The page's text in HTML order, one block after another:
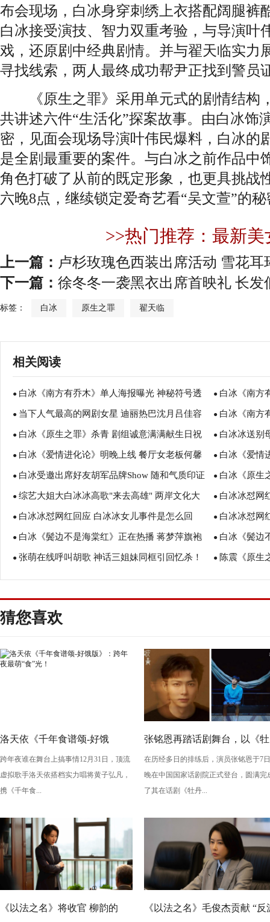
布会现场，白冰身穿刺绣上衣搭配阔腿裤
白冰接受演技、智力双重考验，与导演叶
戏，还原剧中经典剧情。并与翟天临实力
寻找线索，两人最终成功帮尹正找到警员
《原生之罪》采用单元式的剧情结构
共讲述六件“生活化”探案故事。由白冰饰
密，见面会现场导演叶伟民爆料，白冰的
是全剧最重要的案件。与白冰之前作品中
角色打破了从前的既定形象，也更具挑战
六晚8点，继续锁定爱奇艺看“吴文萱”的
>>热门推荐：最新美
上一篇： 卢杉玫瑰色西装出席活动 雪花耳
下一篇： 徐冬冬一袭黑衣出席首映礼 长发
标签： 白冰 原生之罪 翟天临
相关阅读
● 白冰《南方有乔木》单人海报曝光 神秘符号透
露温笛个性ID
● 白冰《南方
场俏佳人
● 当下人气最高的网剧女星 迪丽热巴沈月吕佳容
白冰
● 白冰《南方
传授恋爱技巧
● 白冰《原生之罪》杀青 剧组诚意满满献生日祝
福
● 白冰冰送别
● 白冰《爱情进化论》明晚上线 餐厅女老板何馨
教你玩转职场
● 白冰《爱情
角色
● 白冰受邀出席好友胡军品牌Show 随和气质印证
圈内好人缘
● 白冰《原生
美到了
● 综艺大姐大白冰冰高歌"来去高雄" 两岸文化大
使陈孝志送祝福
● 白冰冰怼网
回事呢？
● 白冰冰怼网红回应 白冰冰女儿事件是怎么回
事？ 白冰冰个人资料
● 白冰冰怼网
● 白冰《鬓边不是海棠红》正在热播 蒋梦萍旗袍
造型端庄清雅
● 白冰《鬓边
两难选择
● 张萌在线呼叫胡歌 神话三姐妹同框引回忆杀！ ● 陈震《原生
猜您喜欢
洛天依《千年食谱颂-好饿
版》：跨年夜最萌“食”光！
跨年夜谁在舞台上搞事情12月31日，顶流
虚拟歌手洛天依搭档实力唱将黄子弘凡，
携《千年食...
张铭恩再踏话剧舞台，以《牡
丹亭上三生路》续写古典深
情，全新演绎“柳梦梅”至情至
在历经多日的排练后，演员张铭恩于7日
晚在中国国家话剧院正式登台，圆满完
了其在话剧《牡丹...
《以法之名》将收官 柳韵的 《以法之名》毛俊杰贡献 “反